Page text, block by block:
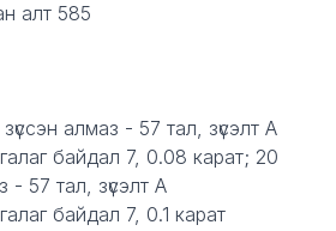
алт 585
алмаз - 57 тал, зүсэлт А
байдал 7, 0.08 карат; 20
- 57 тал, зүсэлт А
байдал 7, 0.1 карат